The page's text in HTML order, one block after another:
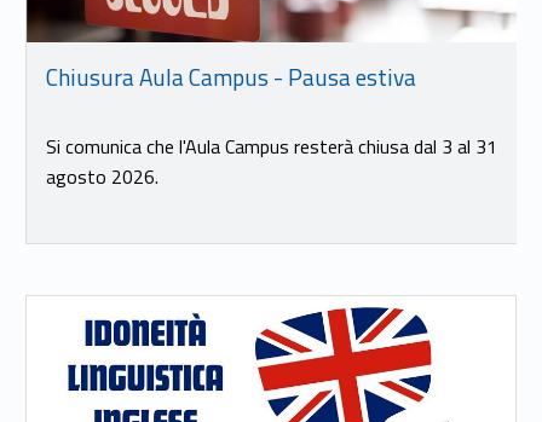
Chiusura Aula Campus - Pausa estiva
Si comunica che l'Aula Campus resterà chiusa dal 3 al 31
agosto 2026.
Link identifier #identifier__35390-23